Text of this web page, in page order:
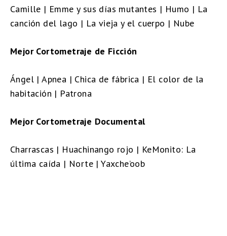
Camille | Emme y sus días mutantes | Humo | La
canción del lago | La vieja y el cuerpo | Nube
Mejor Cortometraje de Ficción
Ángel | Apnea | Chica de fábrica | El color de la
habitación | Patrona
Mejor Cortometraje Documental
Charrascas | Huachinango rojo | KeMonito: La
última caída | Norte | Yaxche’oob